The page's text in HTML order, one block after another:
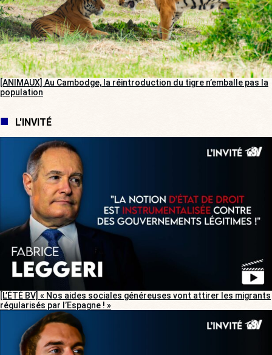
[ANIMAUX] Au Cambodge, la réintroduction du tigre n’emballe pas la
population
L'INVITÉ
[L’ÉTÉ BV] « Nos aides sociales généreuses vont attirer les migrants
régularisés par l’Espagne ! »